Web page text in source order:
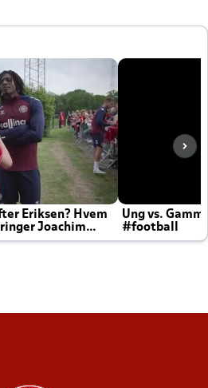
Eriksen? Hvem
Joachim
Ung vs.
#football